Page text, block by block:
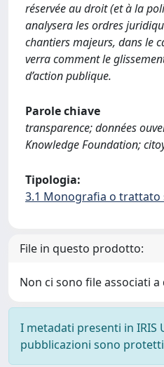
réservée au droit (et à la
analysera les ordres
chantiers majeurs, dans le
verra comment le
d’action publique.
Parole chiave
transparence; données
Knowledge Foundation;
Tipologia:
3.1 Monografia o trattato
File in questo prodotto:
Non ci sono file associati
I metadati presenti in IRIS
pubblicazioni sono